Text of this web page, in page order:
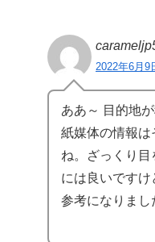
2022年6月9
ああ～ 目的地
紙媒体の情報は
ね。ざっくり
には良いですけ
参考になりまし